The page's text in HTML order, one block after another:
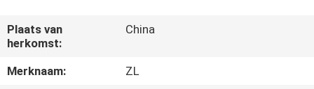
ONGEVEER
ONS
Plaats van
herkomst:
China
Merknaam:
ZL